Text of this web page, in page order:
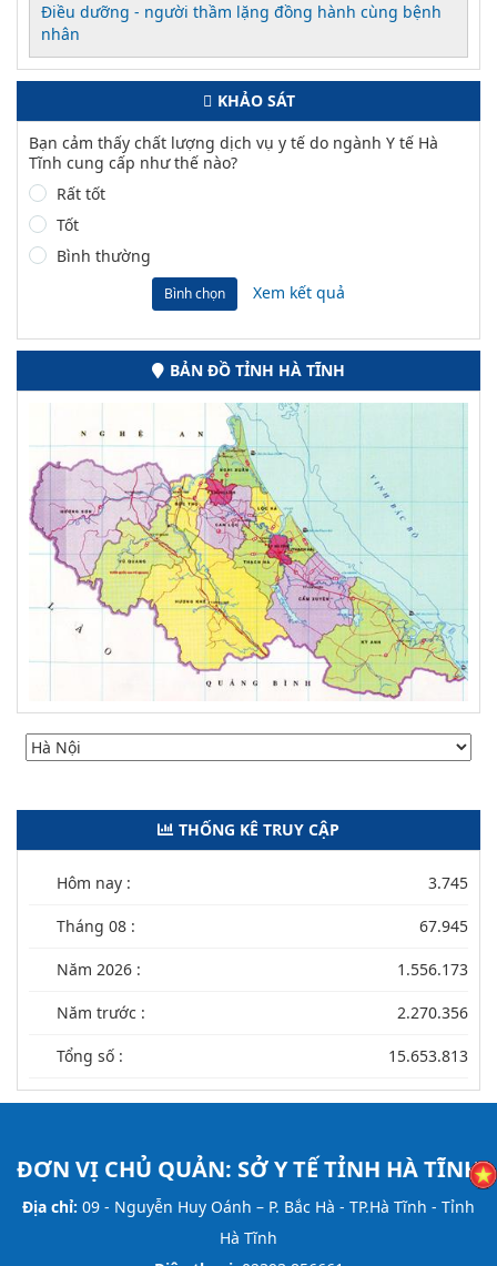
Điều dưỡng - người thầm lặng đồng hành cùng bệnh
nhân
KHẢO SÁT
Bạn cảm thấy chất lượng dịch vụ y tế do ngành Y tế Hà
Tĩnh cung cấp như thế nào?
Rất tốt
Tốt
Bình thường
Bình chọn Xem kết quả
BẢN ĐỒ TỈNH HÀ TĨNH
THỐNG KÊ TRUY CẬP
Hôm nay : 3.745
Tháng 08 : 67.945
Năm 2026 : 1.556.173
Năm trước : 2.270.356
Tổng số : 15.653.813
ĐƠN VỊ CHỦ QUẢN: SỞ Y TẾ TỈNH HÀ TĨNH
Địa chỉ: 09 - Nguyễn Huy Oánh – P. Bắc Hà - TP.Hà Tĩnh - Tỉnh
Hà Tĩnh